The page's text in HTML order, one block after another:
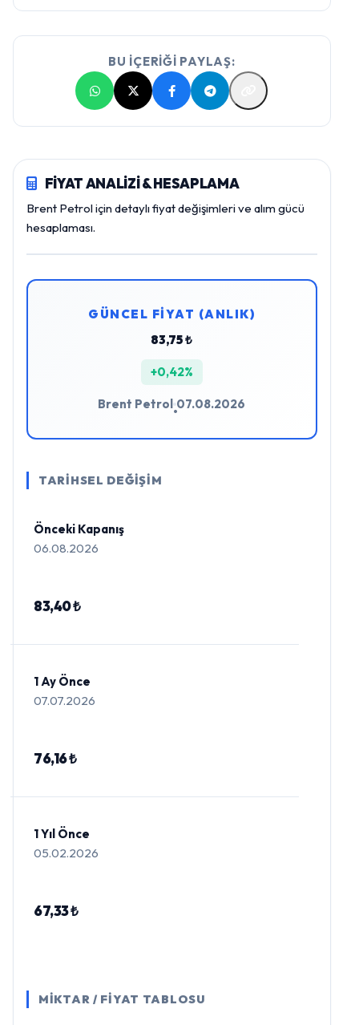
BU İÇERİĞİ PAYLAŞ:
FİYAT ANALİZİ & HESAPLAMA
Brent Petrol için detaylı fiyat değişimleri ve alım gücü
hesaplaması.
GÜNCEL FİYAT (ANLIK)
83,75 ₺
+0,42%
Brent Petrol
•
07.08.2026
TARİHSEL DEĞİŞİM
Önceki Kapanış
06.08.2026
83,40 ₺
1 Ay Önce
07.07.2026
76,16 ₺
1 Yıl Önce
05.02.2026
67,33 ₺
MİKTAR / FİYAT TABLOSU